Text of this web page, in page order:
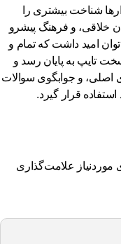
شناخت بیشتری را
و فرهنگ پیشرو
امید داشت که تمام و
تایپ به پایان رسد و
و جوابگوی سوالات
قرار گیرد.
علامت‌گذاری